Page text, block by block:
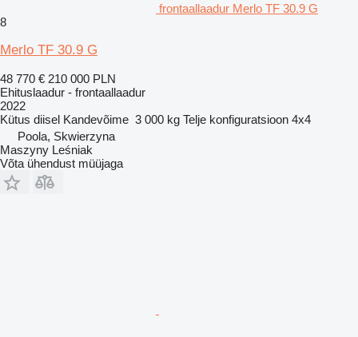
frontaallaadur Merlo TF 30.9 G
8
Merlo TF 30.9 G
48 770 € 210 000 PLN
Ehituslaadur - frontaallaadur
2022
Kütus diisel Kandevõime 3 000 kg Telje konfiguratsioon 4x4
Poola, Skwierzyna
Maszyny Leśniak
Võta ühendust müüjaga